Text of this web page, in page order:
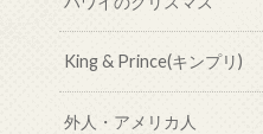
King & Prince(キンプリ)
外人・アメリカ人